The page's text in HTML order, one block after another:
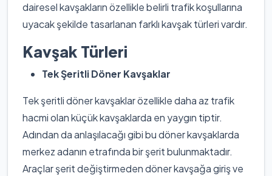
dairesel kavşakların özellikle belirli trafik koşullarına
uyacak şekilde tasarlanan farklı kavşak türleri vardır.
Kavşak Türleri
Tek Şeritli Döner Kavşaklar
Tek şeritli döner kavşaklar özellikle daha az trafik
hacmi olan küçük kavşaklarda en yaygın tiptir.
Adından da anlaşılacağı gibi bu döner kavşaklarda
merkez adanın etrafında bir şerit bulunmaktadır.
Araçlar şerit değiştirmeden döner kavşağa giriş ve